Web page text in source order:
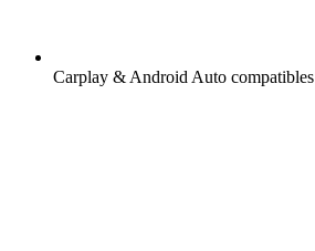
Carplay & Android Auto compatibles